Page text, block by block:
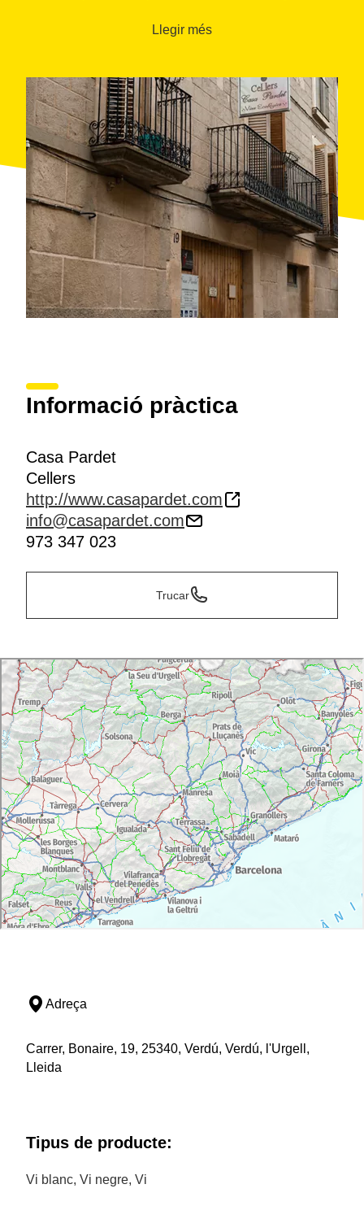
de més de vint-i-cinc anys amb les varietats
vins monovarietals
, sempre buscant el reflex de la
varietat del raïm,sense cap mena d'additiu, ni tan
sols afegint-hi sulfits, com és propi dels vins naturals.
També elaboren vinagres envellits en bota de roure.
Les visites al petit celler familiar inclouen la
possibilitat de tastar algun dels seus productes
directament dels
dipòsits.
Llegir més
Informació pràctica
Casa Pardet
Cellers
http://www.casapardet.com
info@casapardet.com
973 347 023
Trucar
Adreça
Carrer, Bonaire, 19, 25340, Verdú, Verdú, l'Urgell,
Lleida
Tipus de producte:
Vi blanc, Vi negre, Vi